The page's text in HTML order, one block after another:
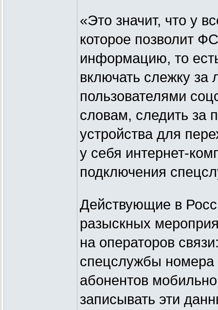
«Это значит, что у
которое позволит
информацию, то
включать слежку
пользователями
словам, следить за
устройства для
у себя интернет-
подключения
Действующие в
разыскных
на операторов
спецслужбы
абонентов
записывать эти